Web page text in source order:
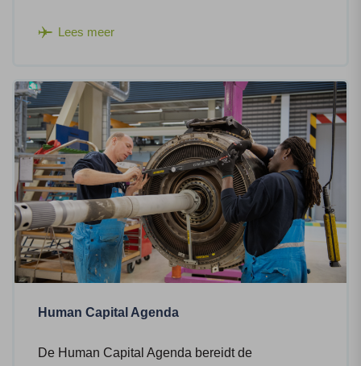
Lees meer
Human Capital Agenda
De Human Capital Agenda bereidt de